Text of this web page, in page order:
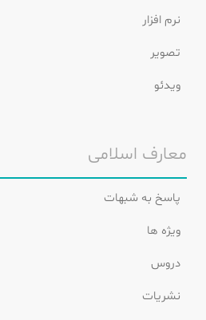
نرم افزار
تصویر
ویدئو
معارف اسلامی
پاسخ به شبهات
ویژه ها
دروس
نشریات